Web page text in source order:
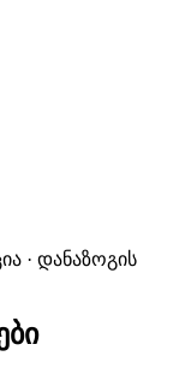
· დანაზოგის